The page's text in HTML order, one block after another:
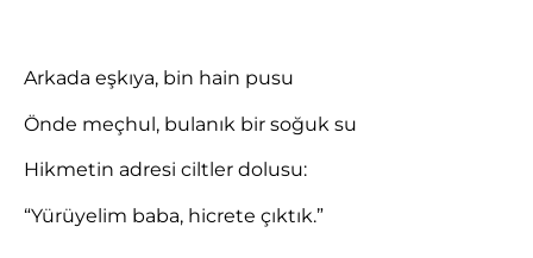
Arkada eşkıya, bin hain pusu
Önde meçhul, bulanık bir soğuk su
Hikmetin adresi ciltler dolusu:
“Yürüyelim baba, hicrete çıktık.”